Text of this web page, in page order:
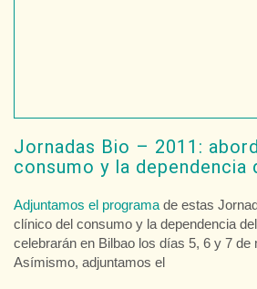
Jornadas Bio – 2011:
consumo y la dependencia
Adjuntamos el programa de estas
clínico del consumo y la dependencia
celebrarán en Bilbao los días 5, 6 y 7 de
Asímismo, adjuntamos el